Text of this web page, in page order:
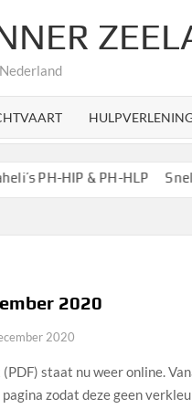
PH-HIP & PH-HLP Snel
2020
2020
staat nu weer online.
zodat deze geen